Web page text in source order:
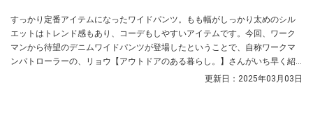
すっかり定番アイテムになったワイドパンツ。もも幅がしっかり太めのシル
エットはトレンド感もあり、コーデもしやすいアイテムです。今回、ワーク
マンから待望のデニムワイドパンツが登場したということで、自称ワークマ
ンパトローラーの、リョウ【アウトドアのある暮らし。】さんがいち早く紹
介してくれました。ぜひチェックしてみてください。更新日： 2025年03月03日